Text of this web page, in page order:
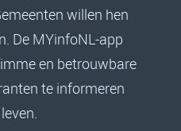
willen hen
De MYinfoNL-app
en betrouwbare
te informeren